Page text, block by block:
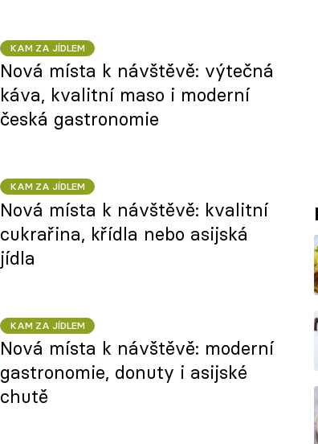
KAM ZA JÍDLEM
Nová místa k návštěvě: výtečná
káva, kvalitní maso i moderní
česká gastronomie
KAM ZA JÍDLEM
Nová místa k návštěvě: kvalitní
cukrařina, křídla nebo asijská
jídla
KAM ZA JÍDLEM
Nová místa k návštěvě: moderní
gastronomie, donuty i asijské
chutě